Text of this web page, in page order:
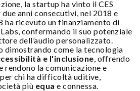
la startup ha vinto il CES
anni consecutivi, nel 2018 e
ha ricevuto un finanziamento di
confermando il suo potenziale
dell’audio personalizzato.
dimostrando come la tecnologia
e l'inclusione, offrendo
rendono la comunicazione e
chi ha difficoltà uditive,
più equa e connessa.